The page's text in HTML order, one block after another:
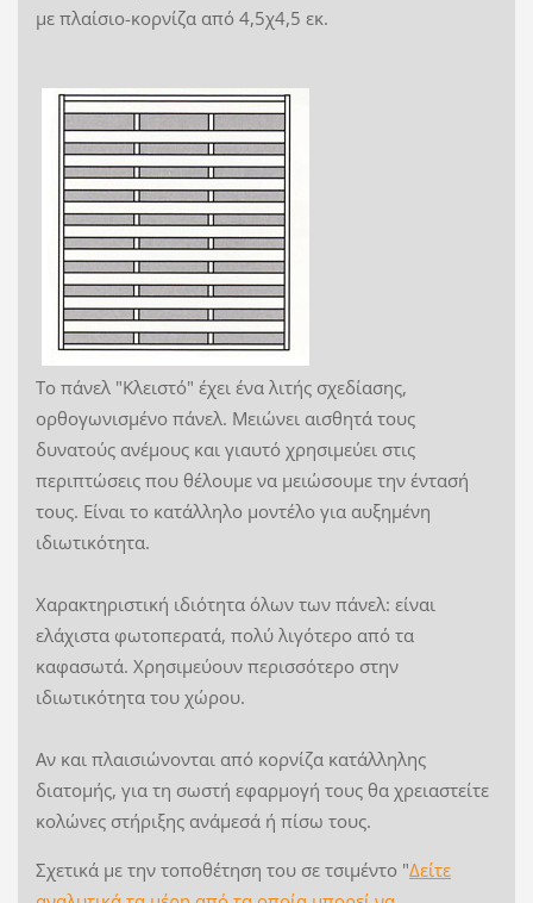
με πλαίσιο-κορνίζα από 4,5χ4,5 εκ.
Το πάνελ "Κλειστό" έχει ένα λιτής σχεδίασης,
ορθογωνισμένο πάνελ. Μειώνει αισθητά τους
δυνατούς ανέμους και γιαυτό χρησιμεύει στις
περιπτώσεις που θέλουμε να μειώσουμε την έντασή
τους. Είναι το κατάλληλο μοντέλο για αυξημένη
ιδιωτικότητα.
Χαρακτηριστική ιδιότητα όλων των πάνελ: είναι
ελάχιστα φωτοπερατά, πολύ λιγότερο από τα
καφασωτά. Χρησιμεύουν περισσότερο στην
ιδιωτικότητα του χώρου.
Αν και πλαισιώνονται από κορνίζα κατάλληλης
διατομής, για τη σωστή εφαρμογή τους θα χρειαστείτε
κολώνες στήριξης ανάμεσά ή πίσω τους.
Σχετικά με την τοπoθέτηση του σε τσιμέντο "Δείτε